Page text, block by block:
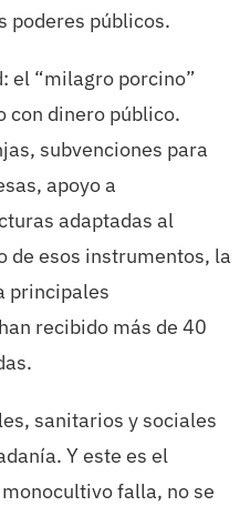
poderes públicos.
el “milagro porcino”
con dinero público.
subvenciones para
apoyo a
adaptadas al
de esos instrumentos, la
principales
recibido más de 40
sanitarios y sociales
Y este es el
falla, no se